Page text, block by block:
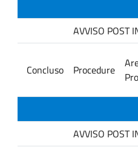
AVVISO POST
Concluso Procedure
AVVISO POST